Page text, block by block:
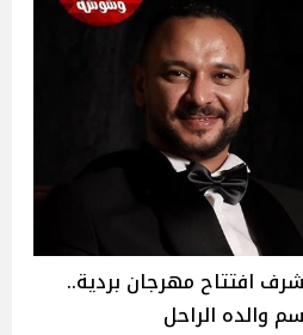
افتتاح مهرجان بردية..
والده الراحل